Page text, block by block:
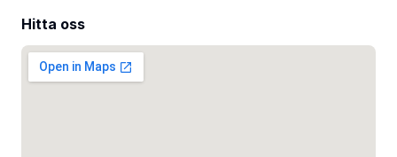
Hitta oss